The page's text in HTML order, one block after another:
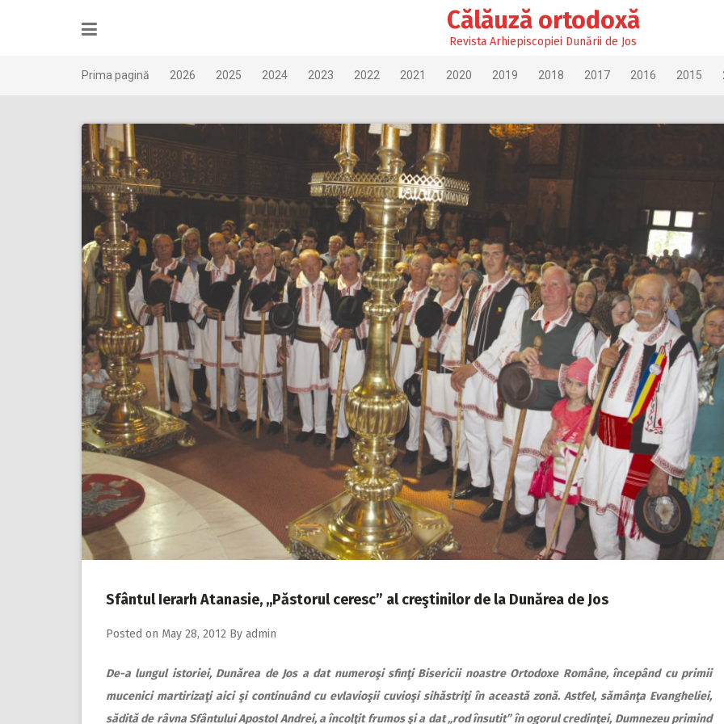
Călăuză ortodoxă
Revista Arhiepiscopiei Dunării de Jos
Prima pagină 2026 2025 2024 2023 2022 2021 2020 2019 2018 2017 2016 2015
Sfântul Ierarh Atanasie, ,,Păstorul ceresc” al creştinilor de la Dunărea de Jos
Posted on May 28, 2012 By admin
De-a lungul istoriei, Dunărea de Jos a dat numeroşi sfinţi Bisericii noastre Ortodoxe Române, începând cu primii
mucenici martirizaţi aici şi continuând cu evlavioşii cuvioşi sihăstriţi în această zonă. Astfel, sămânţa Evangheliei,
sădită de râvna Sfântului Apostol Andrei, a încolţit frumos şi a dat „rod însutit” în ogorul credinţei, Dumnezeu primind